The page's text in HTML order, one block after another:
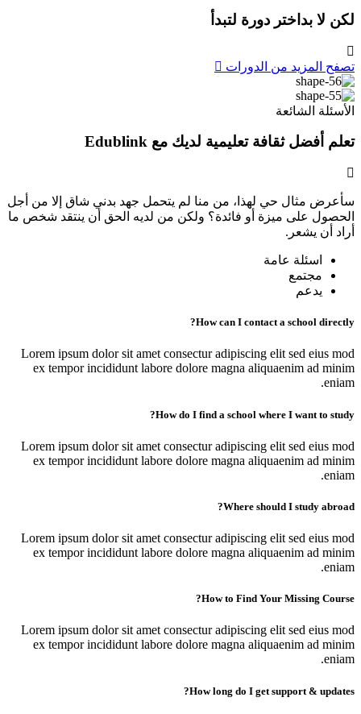
لكن لا بداختر دورة لتبدأ
تصفح المزيد من الدورات
الأسئلة الشائعة
تعلم أفضل ثقافة تعليمية لديك مع Edublink
سأعرض مثال حي لهذا، من منا لم يتحمل جهد بدني شاق إلا من أجل
الحصول على ميزة أو فائدة؟ ولكن من لديه الحق أن ينتقد شخص ما
أراد أن يشعر.
اسئلة عامة
مجتمع
يدعم
How can I contact a school directly?
Lorem ipsum dolor sit amet consectur adipiscing elit sed eius mod
ex tempor incididunt labore dolore magna aliquaenim ad minim
eniam.
How do I find a school where I want to study?
Lorem ipsum dolor sit amet consectur adipiscing elit sed eius mod
ex tempor incididunt labore dolore magna aliquaenim ad minim
eniam.
Where should I study abroad?
Lorem ipsum dolor sit amet consectur adipiscing elit sed eius mod
ex tempor incididunt labore dolore magna aliquaenim ad minim
eniam.
How to Find Your Missing Course?
Lorem ipsum dolor sit amet consectur adipiscing elit sed eius mod
ex tempor incididunt labore dolore magna aliquaenim ad minim
eniam.
How long do I get support & updates?